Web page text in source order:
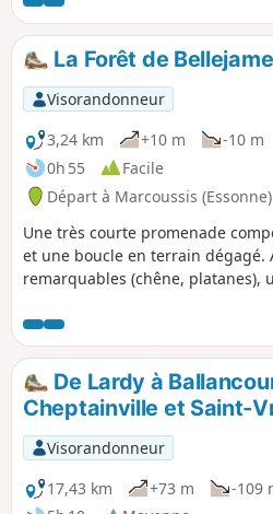
La Forêt de Bellejame
Visorandonneur
3,24 km
+10 m
-10 m
0h 55
Facile
Départ à Marcoussis (Essonne)
Une très courte promenade
et une boucle en terrain dégagé.
remarquables (chêne, platanes),
l'eau.
De Lardy à
Cheptainville et Saint-
Visorandonneur
17,43 km
+73 m
-109